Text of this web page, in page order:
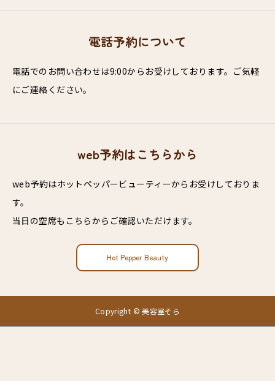
電話予約について
電話でのお問い合わせは9:00からお受けしております。ご気軽
にご連絡ください。
web予約はこちらから
web予約はホットペッパービューティーからお受けしておりま
す。
当日の空席もこちらからご確認いただけます。
Hot Pepper Beauty
Copyright © 美容室そら